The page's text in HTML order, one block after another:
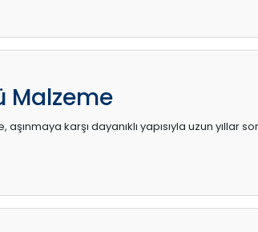
Malzeme
karşı dayanıklı yapısıyla uzun yıllar